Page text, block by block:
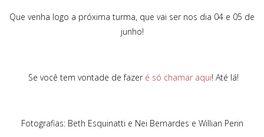
Que venha logo a próxima turma, que vai ser nos dia 04 e 05 de
junho!
Se você tem vontade de fazer é só chamar aqui! Até lá!
Fotografias: Beth Esquinatti e Nei Bernardes e Willian Perin